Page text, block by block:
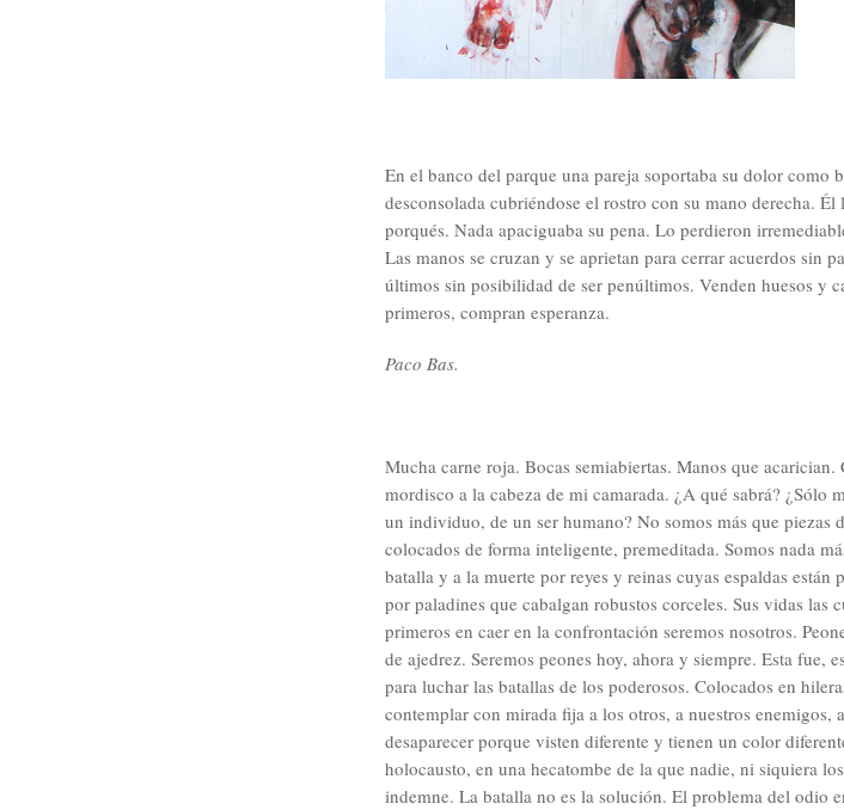
En el banco del parque una pareja soportaba su dolor como
desconsolada cubriéndose el rostro con su mano derecha.
porqués. Nada apaciguaba su pena. Lo perdieron
Las manos se cruzan y se aprietan para cerrar acuerdos sin
últimos sin posibilidad de ser penúltimos. Venden huesos y
primeros, compran esperanza.
Paco Bas.
Mucha carne roja. Bocas semiabiertas. Manos que acarician.
mordisco a la cabeza de mi camarada. ¿A qué sabrá? ¿Sólo
un individuo, de un ser humano? No somos más que piezas
colocados de forma inteligente, premeditada. Somos nada
batalla y a la muerte por reyes y reinas cuyas espaldas están
por paladines que cabalgan robustos corceles. Sus vidas las
primeros en caer en la confrontación seremos nosotros.
de ajedrez. Seremos peones hoy, ahora y siempre. Esta fue,
para luchar las batallas de los poderosos. Colocados en
contemplar con mirada fija a los otros, a nuestros enemigos,
desaparecer porque visten diferente y tienen un color
holocausto, en una hecatombe de la que nadie, ni siquiera
indemne. La batalla no es la solución. El problema del odio